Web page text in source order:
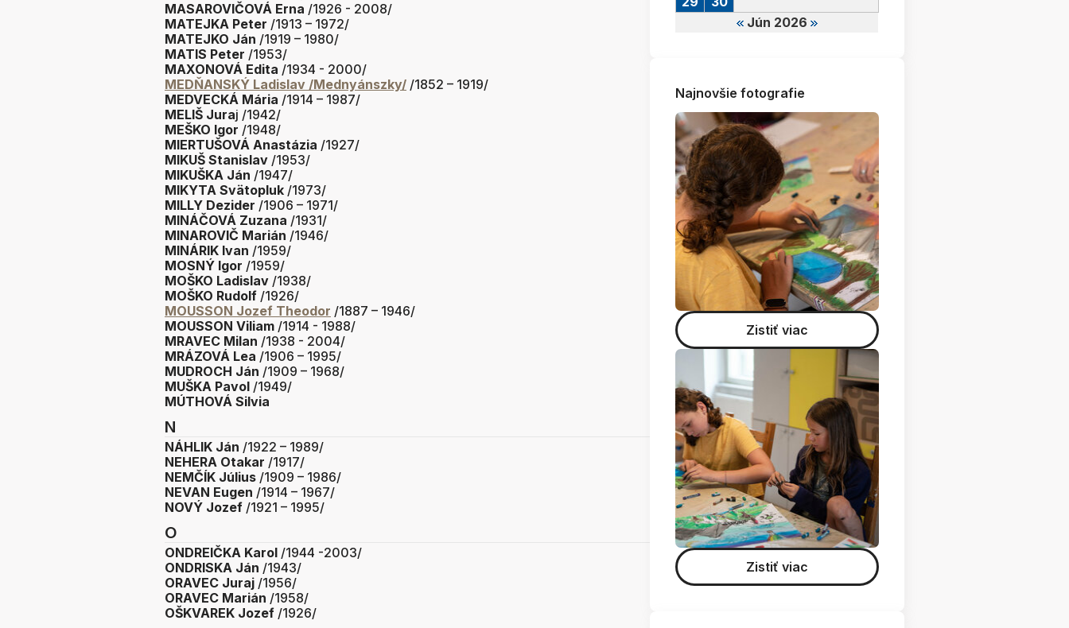
MASAROVIČOVÁ Erna /1926 - 2008/
MATEJKA Peter /1913 – 1972/
MATEJKO Ján /1919 – 1980/
MATIS Peter /1953/
MAXONOVÁ Edita /1934 - 2000/
MEDŇANSKÝ Ladislav /Mednyánszky/ /1852 – 1919/
MEDVECKÁ Mária /1914 – 1987/
MELIŠ Juraj /1942/
MEŠKO Igor /1948/
MIERTUŠOVÁ Anastázia /1927/
MIKUŠ Stanislav /1953/
MIKUŠKA Ján /1947/
MIKYTA Svätopluk /1973/
MILLY Dezider /1906 – 1971/
MINÁČOVÁ Zuzana /1931/
MINAROVIČ Marián /1946/
MINÁRIK Ivan /1959/
MOSNÝ Igor /1959/
MOŠKO Ladislav /1938/
MOŠKO Rudolf /1926/
MOUSSON Jozef Theodor /1887 – 1946/
MOUSSON Viliam /1914 - 1988/
MRAVEC Milan /1938 - 2004/
MRÁZOVÁ Lea /1906 – 1995/
MUDROCH Ján /1909 – 1968/
MUŠKA Pavol /1949/
MÚTHOVÁ Silvia
N
NÁHLIK Ján /1922 – 1989/
NEHERA Otakar /1917/
NEMČÍK Július /1909 – 1986/
NEVAN Eugen /1914 – 1967/
NOVÝ Jozef /1921 – 1995/
O
ONDREIČKA Karol /1944 -2003/
ONDRISKA Ján /1943/
ORAVEC Juraj /1956/
ORAVEC Marián /1958/
OŠKVAREK Jozef /1926/
Jún 2026
Najnovšie fotografie
Zistiť viac
Zistiť viac